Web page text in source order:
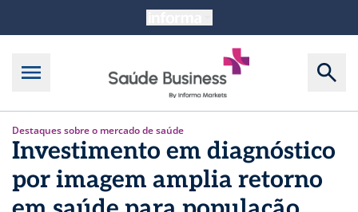
Destaques sobre o mercado de saúde
Investimento em diagnóstico
por imagem amplia retorno